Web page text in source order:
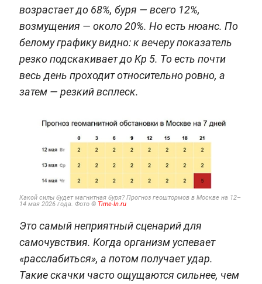
возрастает до 68%, буря — всего 12%,
возмущения — около 20%. Но есть нюанс. По
белому графику видно: к вечеру показатель
резко подскакивает до Kp 5. То есть почти
весь день проходит относительно ровно, а
затем — резкий всплеск.
Какой силы будет магнитная буря? Прогноз геоштормов в Москве на 12–
14 мая 2026 года. Фото © Time-In.ru
Это самый неприятный сценарий для
самочувствия. Когда организм успевает
«расслабиться», а потом получает удар.
Такие скачки часто ощущаются сильнее, чем